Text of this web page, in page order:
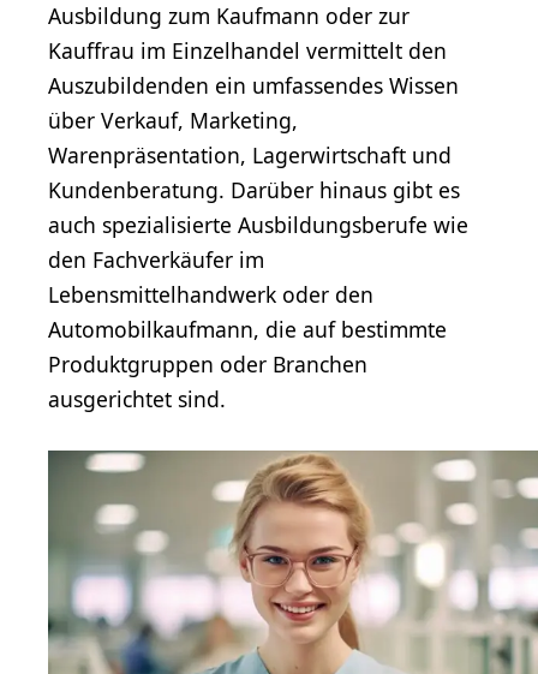
Ausbildung zum Kaufmann oder zur
Kauffrau im Einzelhandel vermittelt den
Auszubildenden ein umfassendes Wissen
über Verkauf, Marketing,
Warenpräsentation, Lagerwirtschaft und
Kundenberatung. Darüber hinaus gibt es
auch spezialisierte Ausbildungsberufe wie
den Fachverkäufer im
Lebensmittelhandwerk oder den
Automobilkaufmann, die auf bestimmte
Produktgruppen oder Branchen
ausgerichtet sind.